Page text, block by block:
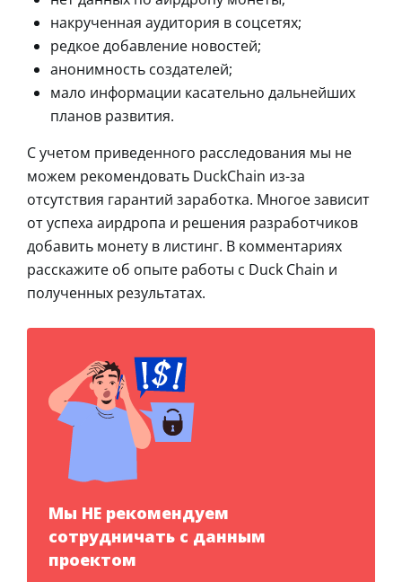
накрученная аудитория в соцсетях;
редкое добавление новостей;
анонимность создателей;
мало информации касательно дальнейших
планов развития.
С учетом приведенного расследования мы не
можем рекомендовать DuckChain из-за
отсутствия гарантий заработка. Многое зависит
от успеха аирдропа и решения разработчиков
добавить монету в листинг. В комментариях
расскажите об опыте работы с Duck Chain и
полученных результатах.
Мы НЕ рекомендуем
сотрудничать с данным
проектом